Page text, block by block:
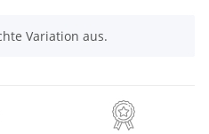
Variation aus.